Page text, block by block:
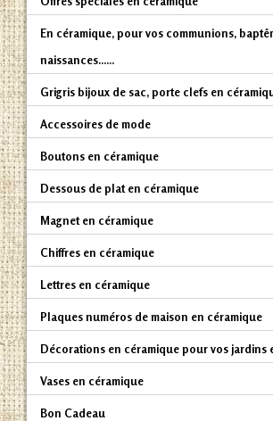
En céramique, pour vos communions,
naissances......
Grigris bijoux de sac, porte clefs en
Accessoires de mode
Boutons en céramique
Dessous de plat en céramique
Magnet en céramique
Chiffres en céramique
Lettres en céramique
Plaques numéros de maison en céramique
Décorations en céramique pour vos jardins
Vases en céramique
Bon Cadeau